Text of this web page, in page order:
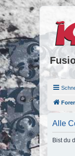
Alle
Bist du